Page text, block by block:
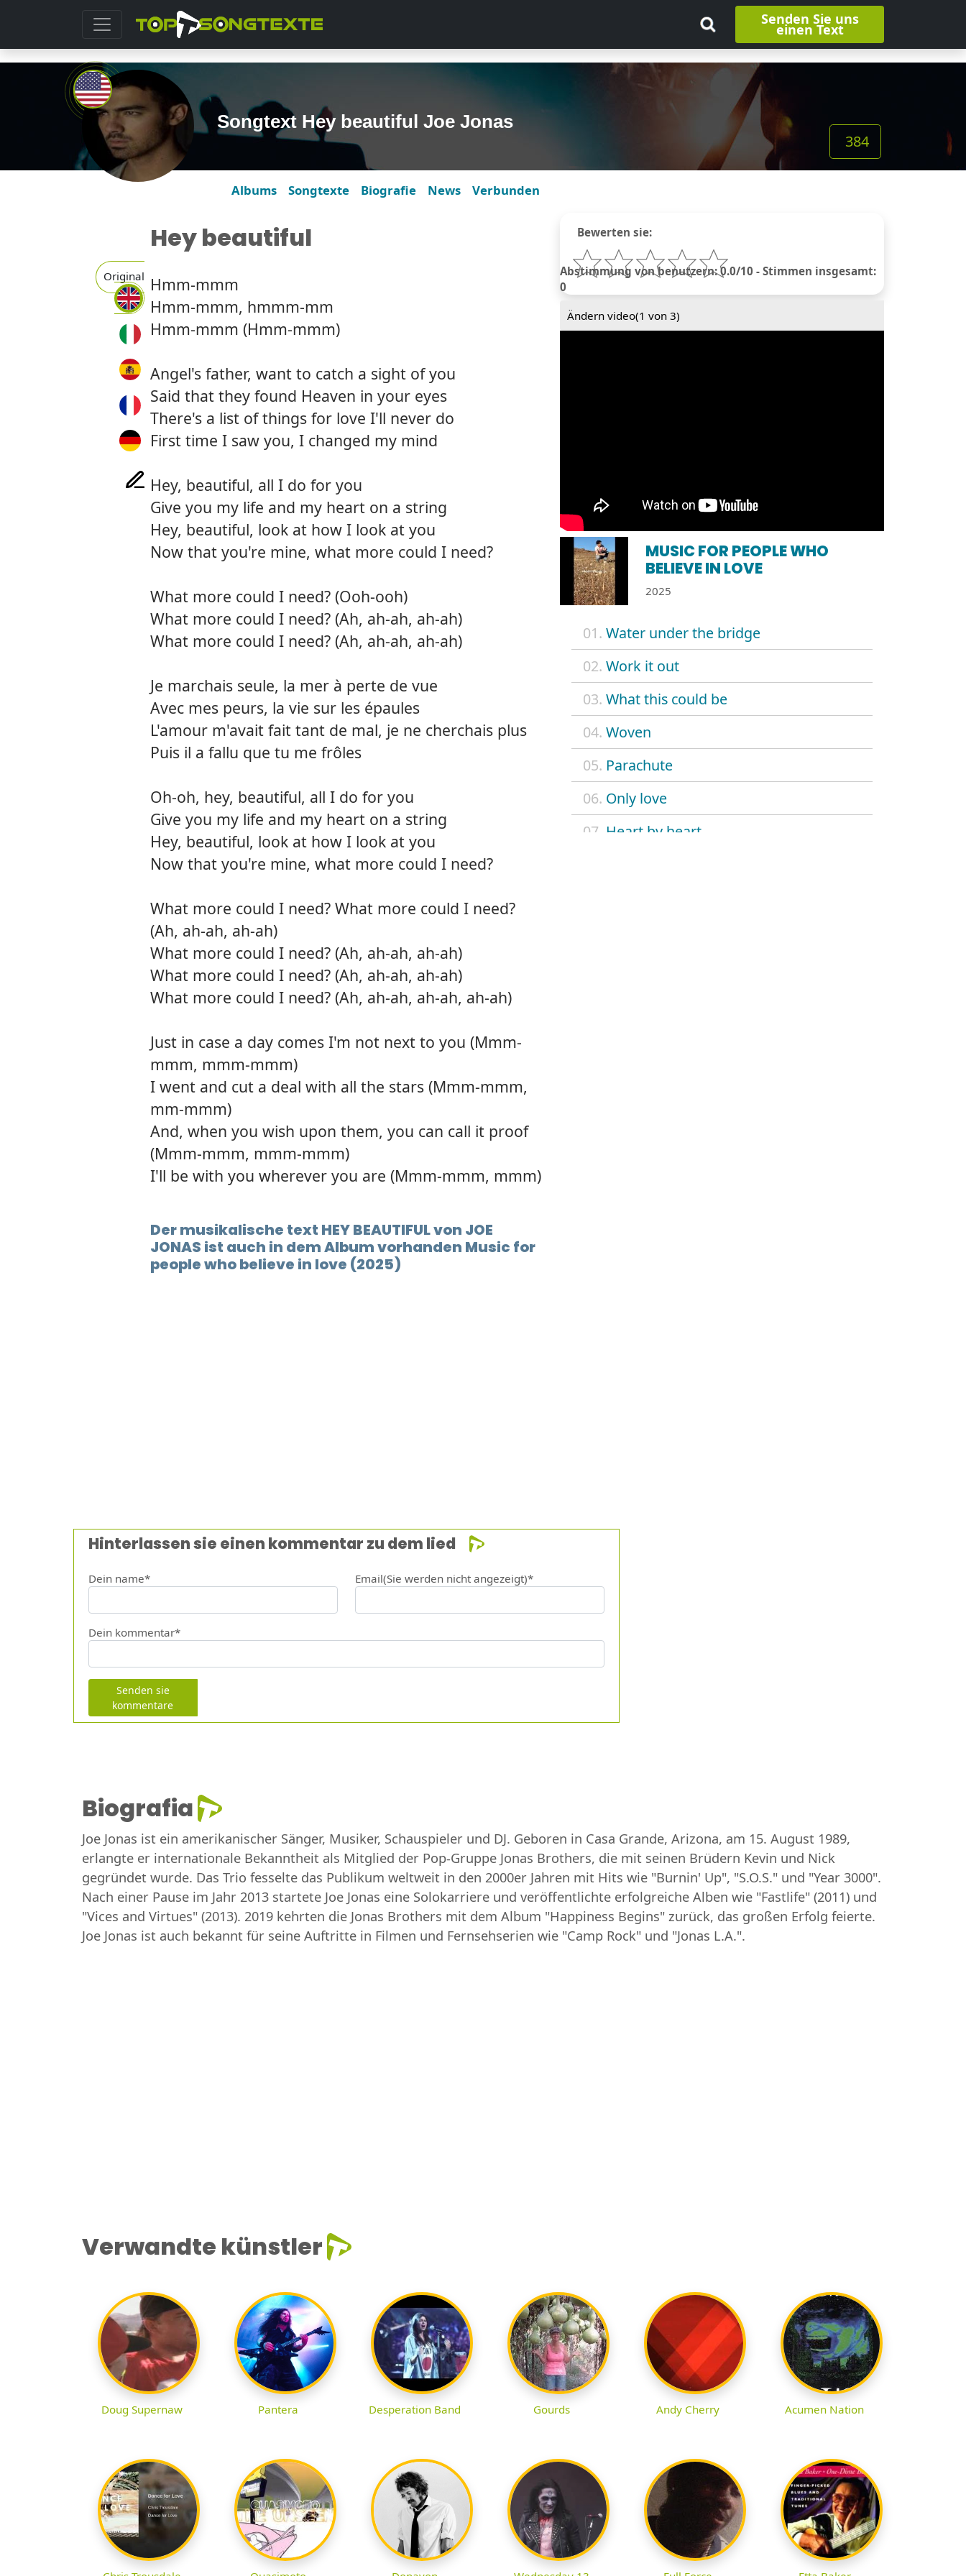
Senden Sie uns
einen Text
Songtext Hey beautiful Joe Jonas
384
Albums Songtexte Biografie News Verbunden
Original
Bewerten sie:
Abstimmung von benutzern: 0.0/10 - Stimmen insgesamt:
0
Ändern video(1 von 3)
MUSIC FOR PEOPLE WHO
BELIEVE IN LOVE
2025
01. Water under the bridge
02. Work it out
03. What this could be
04. Woven
05. Parachute
06. Only love
07. Heart by heart
Hey beautiful
Hmm-mmm
Hmm-mmm, hmmm-mm
Hmm-mmm (Hmm-mmm)
Angel's father, want to catch a sight of you
Said that they found Heaven in your eyes
There's a list of things for love I'll never do
First time I saw you, I changed my mind
Hey, beautiful, all I do for you
Give you my life and my heart on a string
Hey, beautiful, look at how I look at you
Now that you're mine, what more could I need?
What more could I need? (Ooh-ooh)
What more could I need? (Ah, ah-ah, ah-ah)
What more could I need? (Ah, ah-ah, ah-ah)
Je marchais seule, la mer à perte de vue
Avec mes peurs, la vie sur les épaules
L'amour m'avait fait tant de mal, je ne cherchais plus
Puis il a fallu que tu me frôles
Oh-oh, hey, beautiful, all I do for you
Give you my life and my heart on a string
Hey, beautiful, look at how I look at you
Now that you're mine, what more could I need?
What more could I need? What more could I need?
(Ah, ah-ah, ah-ah)
What more could I need? (Ah, ah-ah, ah-ah)
What more could I need? (Ah, ah-ah, ah-ah)
What more could I need? (Ah, ah-ah, ah-ah, ah-ah)
Just in case a day comes I'm not next to you (Mmm-
mmm, mmm-mmm)
I went and cut a deal with all the stars (Mmm-mmm,
mm-mmm)
And, when you wish upon them, you can call it proof
(Mmm-mmm, mmm-mmm)
I'll be with you wherever you are (Mmm-mmm, mmm)
Der musikalische text HEY BEAUTIFUL von JOE
JONAS ist auch in dem Album vorhanden Music for
people who believe in love (2025)
Hinterlassen sie einen kommentar zu dem lied
Dein name* Email(Sie werden nicht angezeigt)*
Dein kommentar*
Senden sie
kommentare
Biografia
Joe Jonas ist ein amerikanischer Sänger, Musiker, Schauspieler und DJ. Geboren in Casa Grande, Arizona, am 15. August 1989,
erlangte er internationale Bekanntheit als Mitglied der Pop-Gruppe Jonas Brothers, die mit seinen Brüdern Kevin und Nick
gegründet wurde. Das Trio fesselte das Publikum weltweit in den 2000er Jahren mit Hits wie "Burnin' Up", "S.O.S." und "Year 3000".
Nach einer Pause im Jahr 2013 startete Joe Jonas eine Solokarriere und veröffentlichte erfolgreiche Alben wie "Fastlife" (2011) und
"Vices and Virtues" (2013). 2019 kehrten die Jonas Brothers mit dem Album "Happiness Begins" zurück, das großen Erfolg feierte.
Joe Jonas ist auch bekannt für seine Auftritte in Filmen und Fernsehserien wie "Camp Rock" und "Jonas L.A.".
Verwandte künstler
Doug Supernaw Pantera Desperation Band Gourds Andy Cherry Acumen Nation